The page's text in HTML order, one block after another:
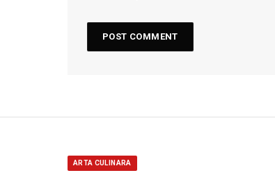
ARTA CULINARA